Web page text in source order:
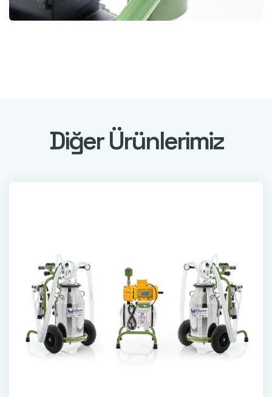
Diğer Ürünlerimiz